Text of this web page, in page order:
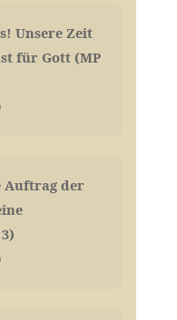
Unsere Zeit
für Gott (MP
Auftrag der